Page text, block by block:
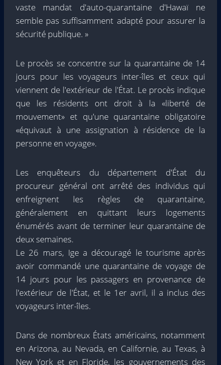
vaste mandat d'auto-quarantaine d'Hawaï ne
semble pas suffisamment adapté pour assurer la
sécurité publique. »
Le procès se concentre sur la quarantaine de 14
jours pour les voyageurs inter-îles et ceux qui
viennent de l'extérieur de l'État. Le procès indique
que les résidents ont droit à la «liberté de
mouvement» et qu'une quarantaine obligatoire
«équivaut à une assignation à résidence de la
personne en voyage».
Les enquêteurs du département d'État du
procureur général ont arrêté des individus qui
enfreignent les règles de quarantaine,
généralement en quittant leurs logements
énumérés avant de terminer leur quarantaine de
deux semaines.
Le 26 mars, Ige a découragé le tourisme après
avoir commandé une quarantaine de voyage de
14 jours pour les passagers en provenance de
l'extérieur de l'État, et le 1er avril, il a inclus des
voyageurs inter-îles.
Dans de nombreux États américains, notamment
en Arizona, au Nevada, en Californie, au Texas, à
New York et en Floride, les gouvernements des